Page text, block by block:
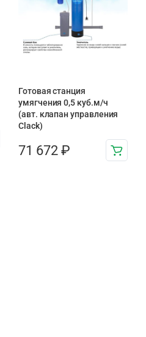
Готовая станция
умягчения 0,5 куб.м/ч
(авт. клапан управления
Clack)
71 672 ₽